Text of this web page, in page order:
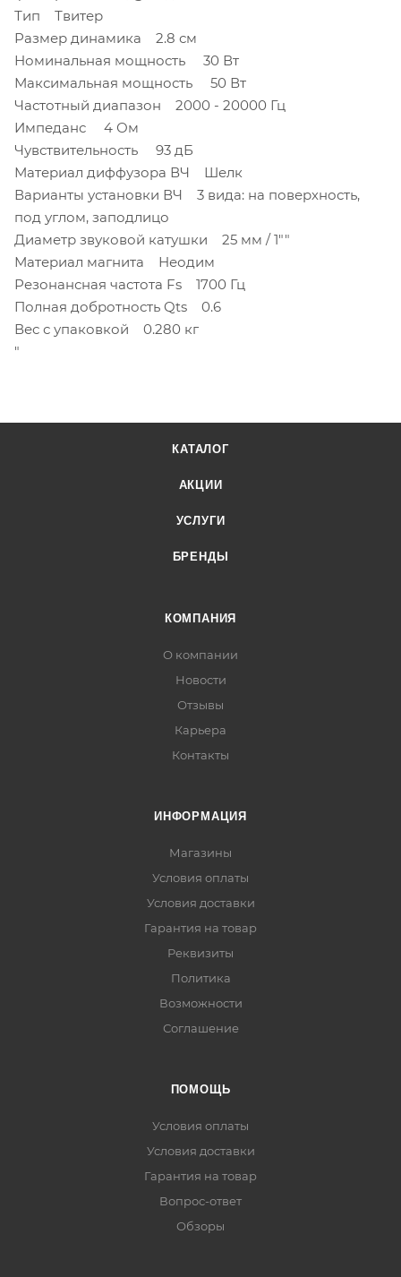
Тип Твитер
Размер динамика 2.8 см
Номинальная мощность 30 Вт
Максимальная мощность 50 Вт
Частотный диапазон 2000 - 20000 Гц
Импеданс 4 Ом
Чувствительность 93 дБ
Материал диффузора ВЧ Шелк
Варианты установки ВЧ 3 вида: на поверхность,
под углом, заподлицо
Диаметр звуковой катушки 25 мм / 1""
Материал магнита Неодим
Резонансная частота Fs 1700 Гц
Полная добротность Qts 0.6
Вес с упаковкой 0.280 кг
"
КАТАЛОГ
АКЦИИ
УСЛУГИ
БРЕНДЫ
КОМПАНИЯ
О компании
Новости
Отзывы
Карьера
Контакты
ИНФОРМАЦИЯ
Магазины
Условия оплаты
Условия доставки
Гарантия на товар
Реквизиты
Политика
Возможности
Соглашение
ПОМОЩЬ
Условия оплаты
Условия доставки
Гарантия на товар
Вопрос-ответ
Обзоры